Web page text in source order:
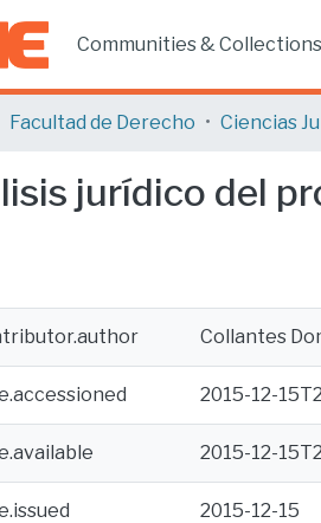
Communities & Collections
Facultad de Derecho
jurídico del
Collantes
2015-12-
2015-12-
2015-12-15